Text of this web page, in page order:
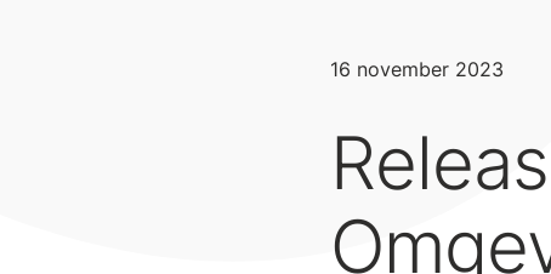
16 november 2023